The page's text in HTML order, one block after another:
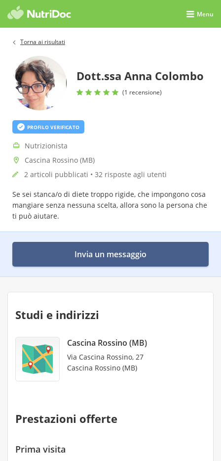
Menu
Torna ai risultati
Dott.ssa Anna Colombo
(1 recensione)
PROFILO VERIFICATO
Nutrizionista
Cascina Rossino (MB)
2 articoli pubblicati • 32 risposte agli utenti
Se sei stanca/o di diete troppo rigide, che impongono cosa
mangiare senza nessuna scelta, allora sono la persona che
ti può aiutare.
Invia un messaggio
Studi e indirizzi
Cascina Rossino (MB)
Via Cascina Rossino, 27
Cascina Rossino (MB)
Prestazioni offerte
Prima visita